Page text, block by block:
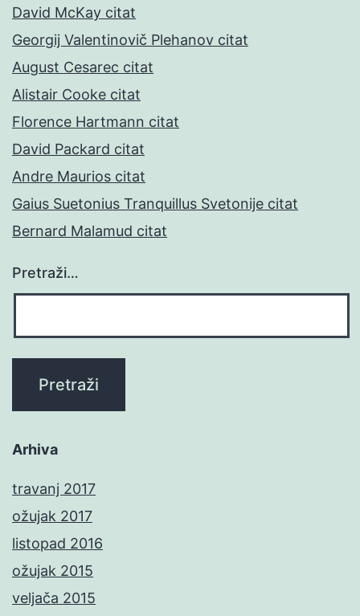
David McKay citat
Georgij Valentinovič Plehanov citat
August Cesarec citat
Alistair Cooke citat
Florence Hartmann citat
David Packard citat
Andre Maurios citat
Gaius Suetonius Tranquillus Svetonije citat
Bernard Malamud citat
Pretraži…
Arhiva
travanj 2017
ožujak 2017
listopad 2016
ožujak 2015
veljača 2015